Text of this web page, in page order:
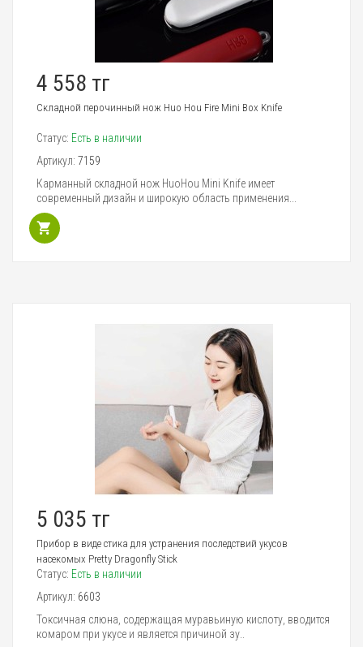
4 558 тг
Складной перочинный нож Huo Hou Fire Mini Box Knife
Статус: Есть в наличии
Артикул: 7159
Карманный складной нож HuoHou Mini Knife имеет
современный дизайн и широкую область применения...
5 035 тг
Прибор в виде стика для устранения последствий укусов
насекомых Pretty Dragonfly Stick
Статус: Есть в наличии
Артикул: 6603
Токсичная слюна, содержащая муравьиную кислоту, вводится
комаром при укусе и является причиной зу..